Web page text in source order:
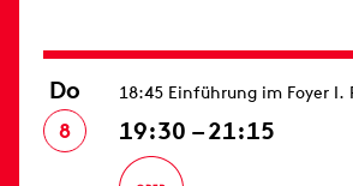
Do
8
18:45 Einführung im Foyer I.
19:30 – 21:15